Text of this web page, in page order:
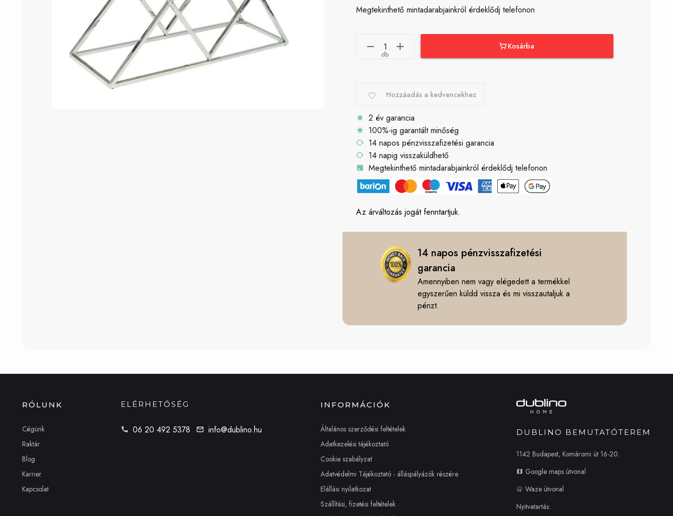
Megtekinthető mintadarabjainkról érdeklődj telefonon
db
Kosárba
Hozzáadás a kedvencekhez
2 év garancia
100%-ig garantált minőség
14 napos pénzvisszafizetési garancia
14 napig visszaküldhető
Megtekinthető mintadarabjainkról érdeklődj telefonon
Az árváltozás jogát fenntartjuk.
14 napos pénzvisszafizetési
garancia
Amennyiben nem vagy elégedett a termékkel
egyszerűen küldd vissza és mi visszautaljuk a
pénzt.
RÓLUNK
Cégünk
Raktár
Blog
Karrier
Kapcsolat
ELÉRHETŐSÉG
06 20 492 5378 info@dublino.hu
INFORMÁCIÓK
Általános szerződési feltételek
Adatkezelési tájékoztató
Cookie szabályzat
Adatvédelmi Tájékoztató - álláspályázók részére
Elállási nyilatkozat
Szállítási, fizetési feltételek
DUBLINO BEMUTATÓTEREM
1142 Budapest, Komáromi út 16-20.
Google maps útvonal
Waze útvonal
Nyitvatartás: